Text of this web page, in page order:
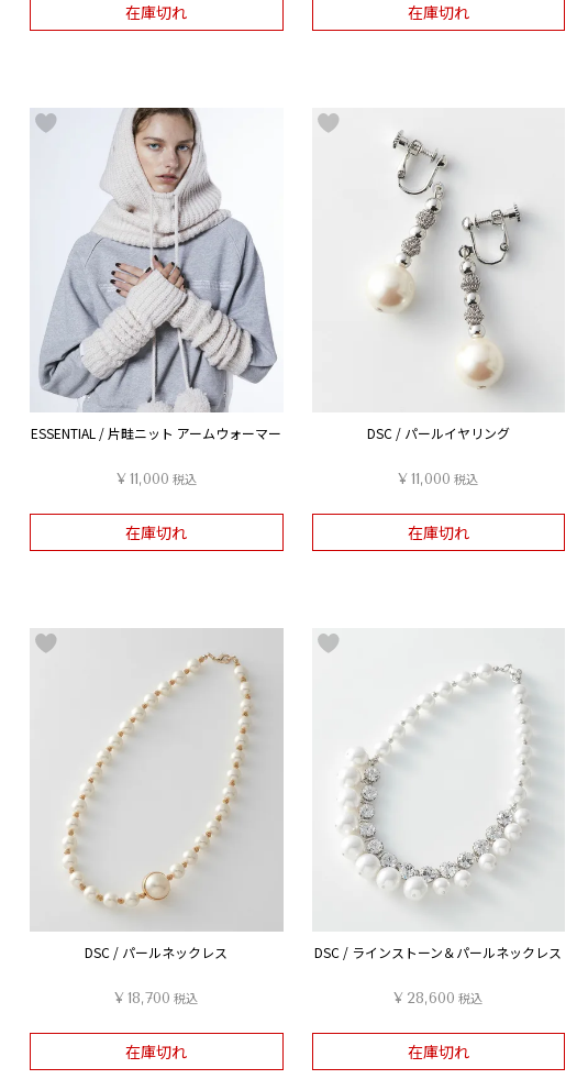
在庫切れ 在庫切れ
ESSENTIAL / 片畦ニット アームウォーマー
¥11,000 税込
在庫切れ
DSC / パールイヤリング
¥11,000 税込
在庫切れ
DSC / パールネックレス
¥18,700 税込
在庫切れ
DSC / ラインストーン＆パールネックレス
¥ 28,600 税込
在庫切れ